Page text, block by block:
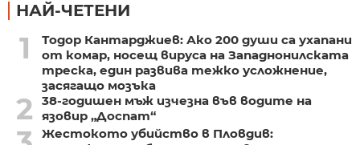
НАЙ-ЧЕТЕНИ
1
Тодор Кантарджиев: Ако 200 души са ухапани
от комар, носещ вируса на Западнонилската
треска, един развива тежко усложнение,
засягащо мозъка
2
38-годишен мъж изчезна във водите на
язовир „Доспат“
Жестокото убийство в Пловдив: